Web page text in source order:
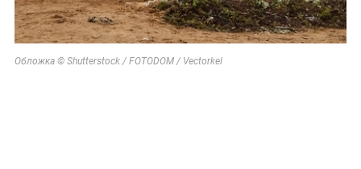
Обложка © Shutterstock / FOTODOM / Vectorkel